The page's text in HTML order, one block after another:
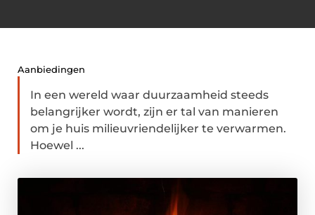
Aanbiedingen
In een wereld waar duurzaamheid steeds
belangrijker wordt, zijn er tal van manieren
om je huis milieuvriendelijker te verwarmen.
Hoewel ...